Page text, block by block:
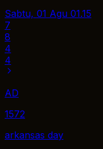
Sabtu, 01 Agu 01.15
7
8
4
4
AD
1572
arkansas day